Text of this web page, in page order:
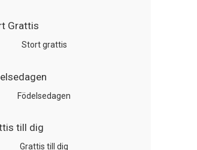
Stort grattis
Födelsedagen
Grattis till dig